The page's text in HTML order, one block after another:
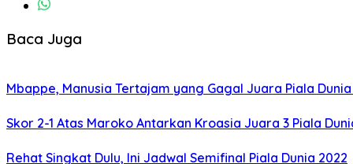
Baca Juga
Mbappe, Manusia Tertajam yang Gagal Juara Piala Dunia
Skor 2-1 Atas Maroko Antarkan Kroasia Juara 3 Piala
Rehat Singkat Dulu, Ini Jadwal Semifinal Piala Dunia 2022